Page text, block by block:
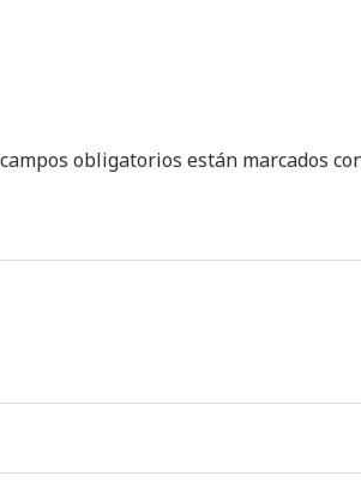
obligatorios están marcados